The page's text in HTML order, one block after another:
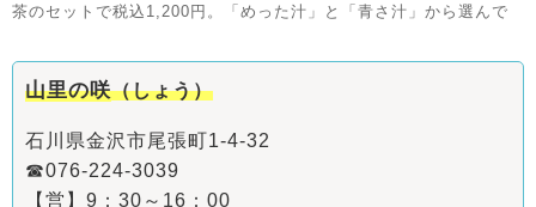
茶のセットで税込1,200円。「めった汁」と「青さ汁」から選んで
山里の咲（しょう）
石川県金沢市尾張町1-4-32
☎076-224-3039
【営】9：30～16：00